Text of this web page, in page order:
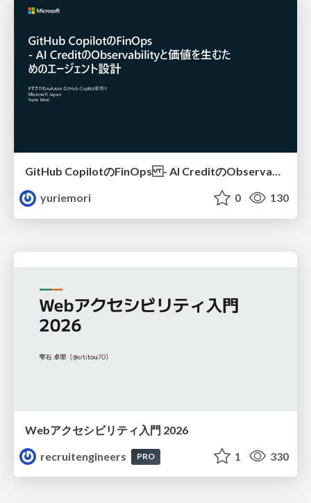
GitHub CopilotのFinOps - AI CreditのObservabilityと価値を生むためのエージェント設計
yuriemori
0 130
Webアクセシビリティ入門 2026
recruitengineers
PRO 1 330